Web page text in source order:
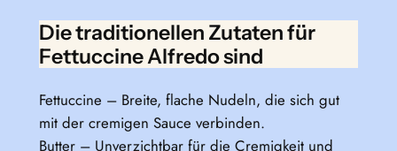
Die traditionellen Zutaten für
Fettuccine Alfredo sind
Fettuccine – Breite, flache Nudeln, die sich gut
mit der cremigen Sauce verbinden.
Butter – Unverzichtbar für die Cremigkeit und